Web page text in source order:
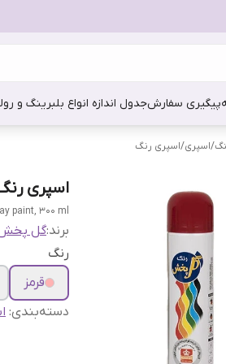
پیگیری سفارشجدول اندازه انواع بلبرینگ و
/اسپری/اسپری رنگ
اسپری رنگ گل
paint, 300 ml.
برند:گل
رنگ
قرمز
دسته‌بندی: